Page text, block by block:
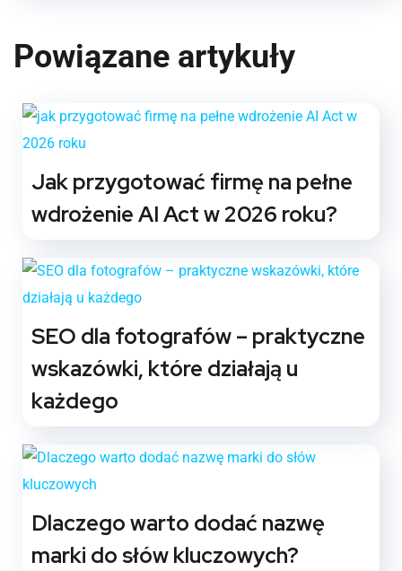
Powiązane artykuły
Jak przygotować firmę na pełne
wdrożenie AI Act w 2026 roku?
SEO dla fotografów – praktyczne
wskazówki, które działają u
każdego
Dlaczego warto dodać nazwę
marki do słów kluczowych?